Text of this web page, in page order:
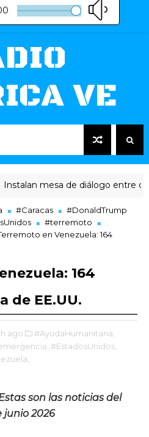
VE
de diálogo entre chavismo y
#Caracas
#DonaldTrump
#terremoto
en Venezuela: 164
164
de EE.UU.
ago
#AyudaHumanitaria,
#EstadosUnidos,
son las noticias del
junio 2026